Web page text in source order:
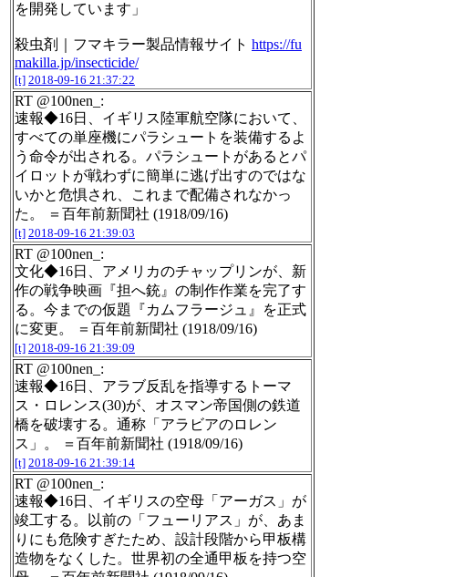
を開発しています」
殺虫剤｜フマキラー製品情報サイト https://fu
makilla.jp/insecticide/
[t] 2018-09-16 21:37:22
RT @100nen_:
速報◆16日、イギリス陸軍航空隊において、
すべての単座機にパラシュートを装備するよ
う命令が出される。パラシュートがあるとパ
イロットが戦わずに簡単に逃げ出すのではな
いかと危惧され、これまで配備されなかっ
た。 ＝百年前新聞社 (1918/09/16)
[t] 2018-09-16 21:39:03
RT @100nen_:
文化◆16日、アメリカのチャップリンが、新
作の戦争映画『担へ銃』の制作作業を完了す
る。今までの仮題『カムフラージュ』を正式
に変更。 ＝百年前新聞社 (1918/09/16)
[t] 2018-09-16 21:39:09
RT @100nen_:
速報◆16日、アラブ反乱を指導するトーマ
ス・ロレンス(30)が、オスマン帝国側の鉄道
橋を破壊する。通称「アラビアのロレン
ス」。 ＝百年前新聞社 (1918/09/16)
[t] 2018-09-16 21:39:14
RT @100nen_:
速報◆16日、イギリスの空母「アーガス」が
竣工する。以前の「フューリアス」が、あま
りにも危険すぎたため、設計段階から甲板構
造物をなくした。世界初の全通甲板を持つ空